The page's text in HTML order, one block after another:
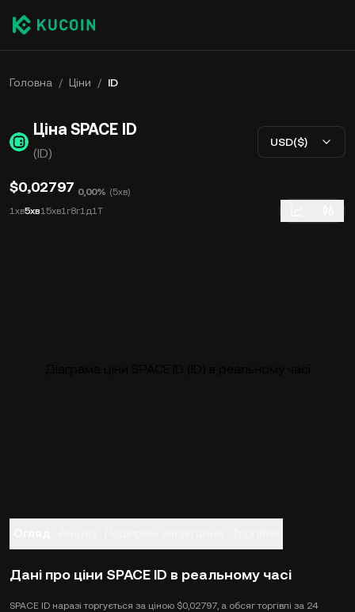
Головна / Ціни / ID
Ціна SPACE ID
(ID)
USD($)
$0,02797 0,00% (5хв)
1хв5хв15хв1г8г1д1Т
Дані про ціни SPACE ID в реальному часі
SPACE ID наразі торгується за ціною $0,02797, а обсяг торгівлі за 24